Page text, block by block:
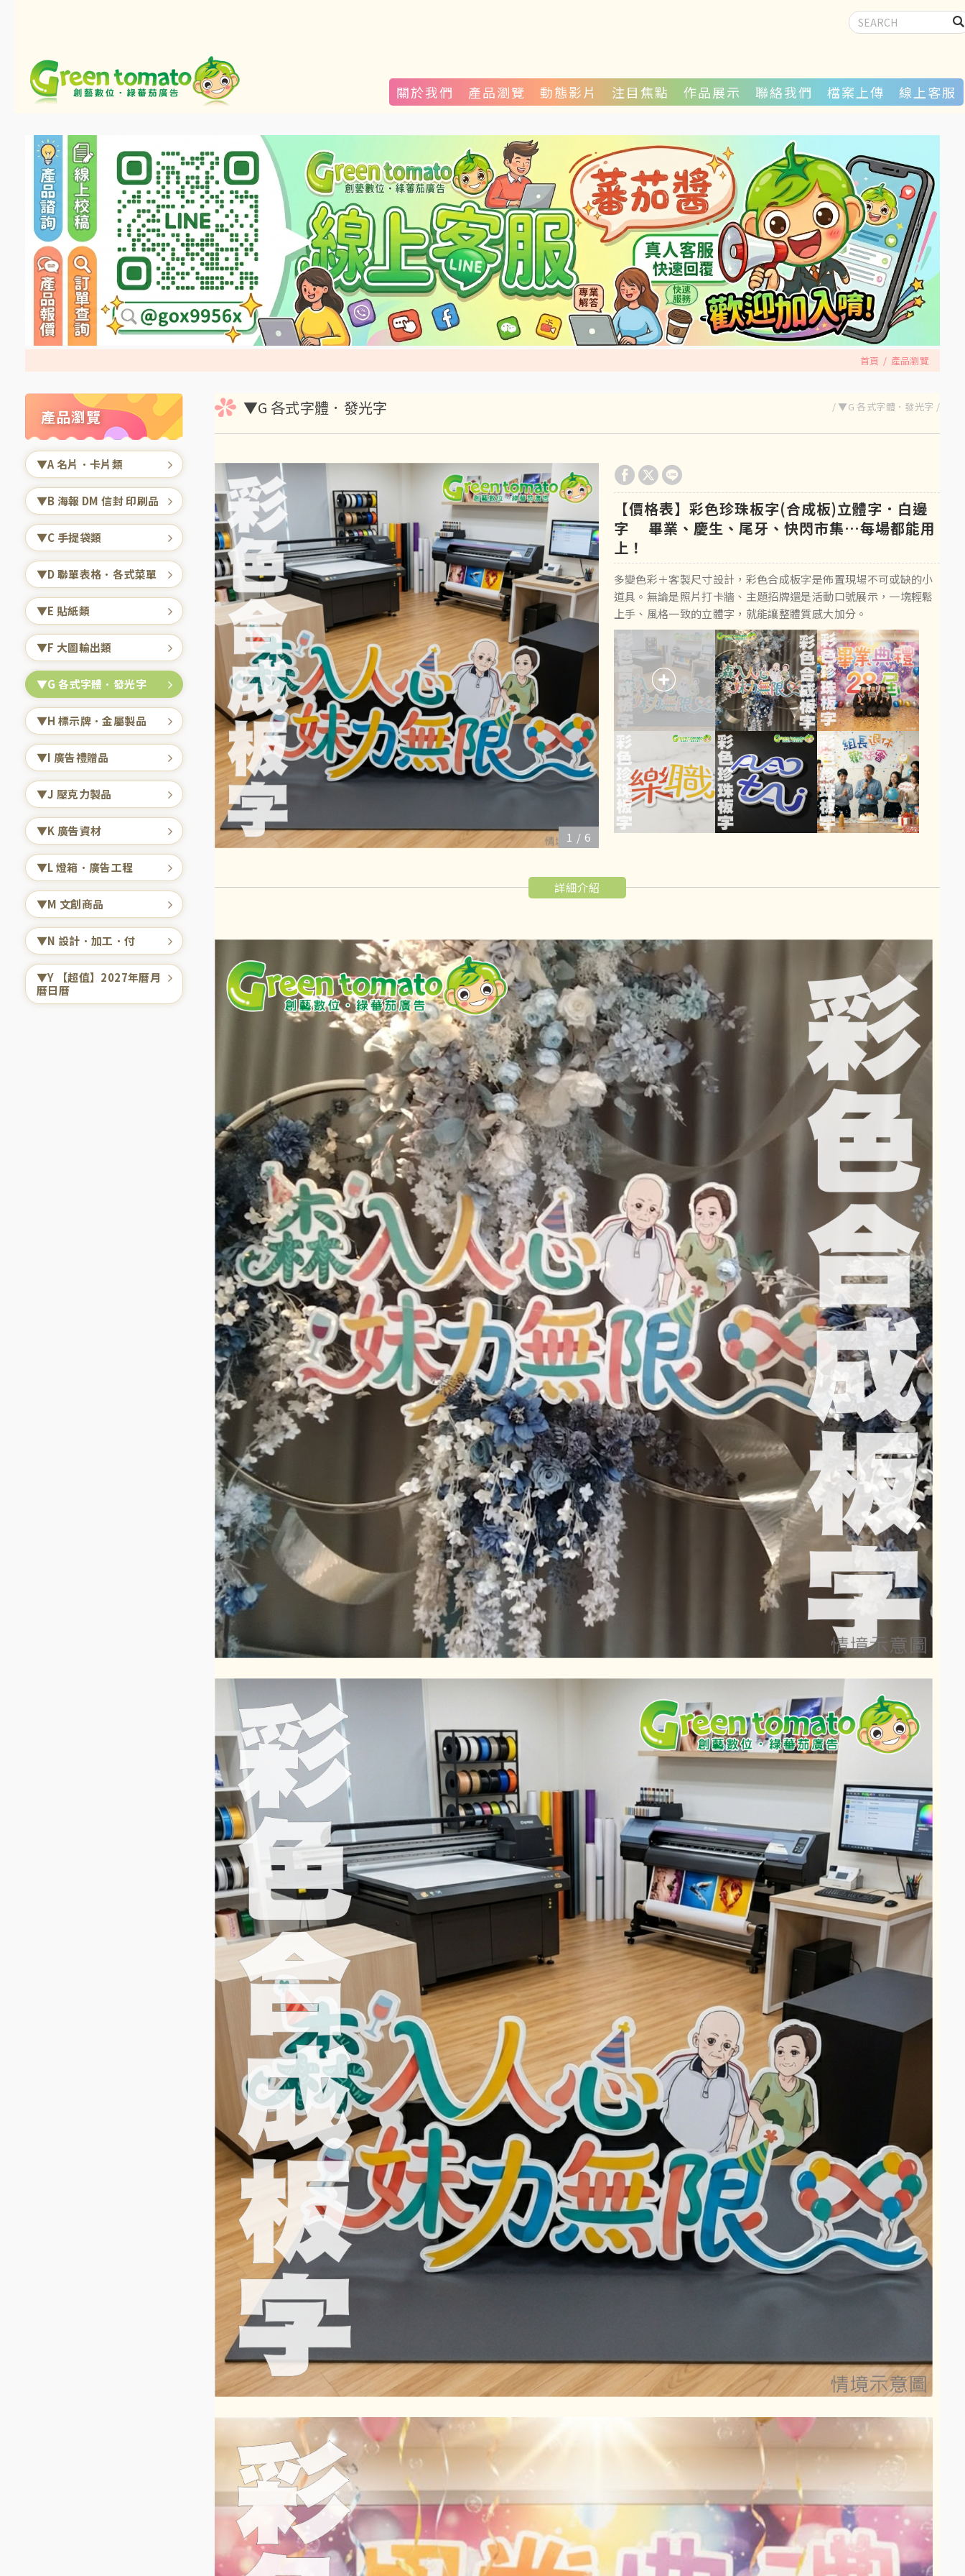
關於我們 產品瀏覽 動態影片 注目焦點 作品展示 聯絡我們 檔案上傳 線上客服
首頁 產品瀏覽
產品瀏覽
▼A 名片．卡片類
▼B 海報 DM 信封 印刷品
▼C 手提袋類
▼D 聯單表格．各式菜單
▼E 貼紙類
▼F 大圖輸出類
▼G 各式字體．發光字
▼H 標示牌．金屬製品
▼I 廣告禮贈品
▼J 壓克力製品
▼K 廣告資材
▼L 燈箱．廣告工程
▼M 文創商品
▼N 設計．加工．付
▼Y 【超值】2027年曆月
曆日曆
▼G 各式字體．發光字 ▼G 各式字體．發光字
【價格表】彩色珍珠板字(合成板)立體字．白邊
字 畢業、慶生、尾牙、快閃市集…每場都能用
上！
多變色彩＋客製尺寸設計，彩色合成板字是佈置現場不可或缺的小
道具。無論是照片打卡牆、主題招牌還是活動口號展示，一塊輕鬆
上手、風格一致的立體字，就能讓整體質感大加分。
1 / 6
詳細介紹